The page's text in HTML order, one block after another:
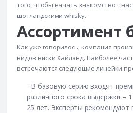
Виски Finlaggan
Виски Four
Виски
Виски Glen Grant
Виски Glen
Виски Glen Parker
Виски
Виски Glendronach
Виски
Glenfarclas 12 лет
Виски
Glenfiddich 12 лет
Glenfiddich
того, чтобы начать знакомство с
шотландскими whisky.
Ассортимент
Как уже говорилось, компания
видов виски Хайланд. Наиболее
встречаются следующие линейки
- В базовую серию входят
различного срока выдержки –
25 лет. Эксперты рекомендуют